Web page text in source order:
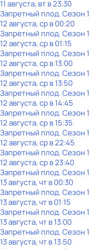
11 августа, вт в 23:30
Запретный плод. Сезон 1
12 августа, ср в 00:20
Запретный плод. Сезон 1
12 августа, ср в 01:15
Запретный плод. Сезон 1
12 августа, ср в 13:00
Запретный плод. Сезон 1
12 августа, ср в 13:50
Запретный плод. Сезон 1
12 августа, ср в 14:45
Запретный плод. Сезон 1
12 августа, ср в 15:35
Запретный плод. Сезон 1
12 августа, ср в 22:45
Запретный плод. Сезон 1
12 августа, ср в 23:40
Запретный плод. Сезон 1
13 августа, чт в 00:30
Запретный плод. Сезон 1
13 августа, чт в 01:15
Запретный плод. Сезон 1
13 августа, чт в 13:00
Запретный плод. Сезон 1
13 августа, чт в 13:50